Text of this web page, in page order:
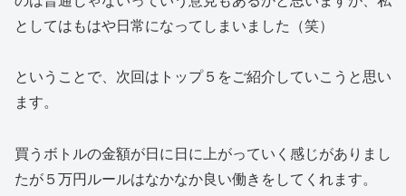
としてはもはや日常になってしまいました（笑）
ということで、次回はトップ５をご紹介していこうと思い
ます。
買うボトルの金額が日に日に上がっていく感じがありまし
たが５万円ルールはなかなか良い働きをしてくれます。